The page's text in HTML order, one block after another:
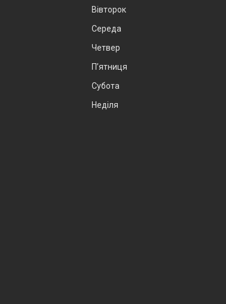
Вівторок
Середа
Четвер
Пʼятниця
Субота
Неділя